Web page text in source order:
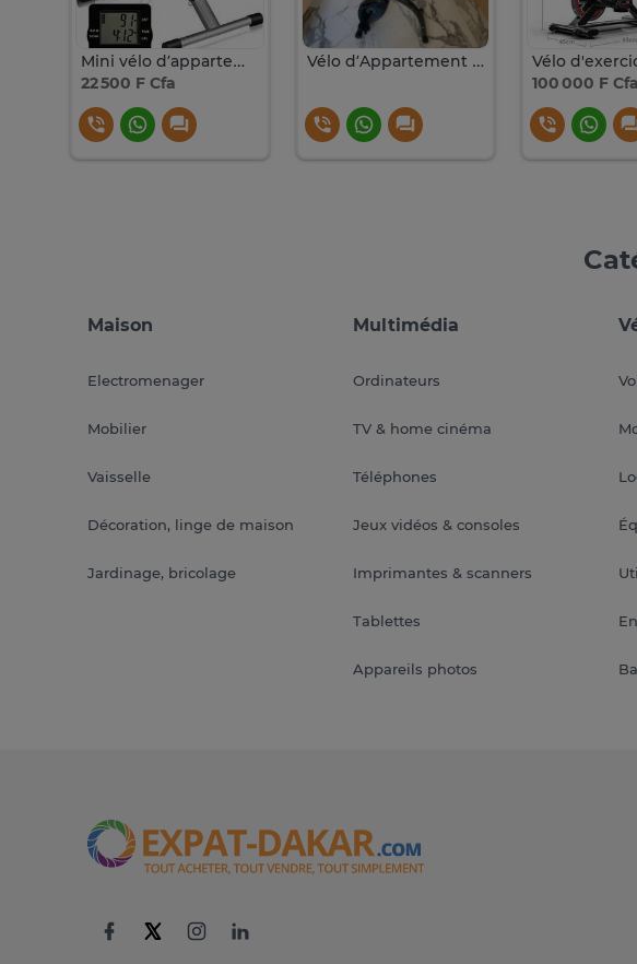
Mini vélo d’appartement pliable avec écran LCD
22 500 F Cfa
Vélo d’Appartement Pliable facile
100 000 F Cfa
Maison
Electromenager
Mobilier
Vaisselle
Décoration, linge de maison
Jardinage, bricolage
Multimédia
Ordinateurs
TV & home cinéma
Téléphones
Jeux vidéos & consoles
Imprimantes & scanners
Tablettes
Appareils photos